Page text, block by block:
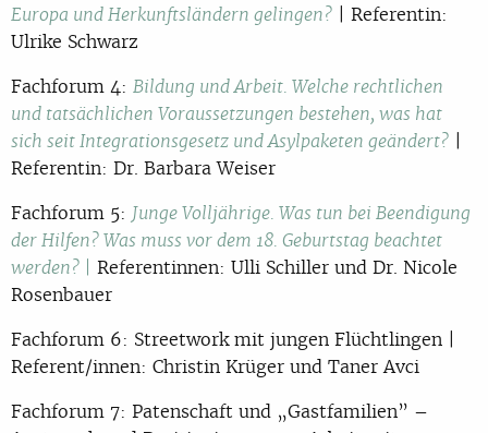
Europa und Herkunftsländern gelingen? | Referentin:
Ulrike Schwarz
Fachforum 4: Bildung und Arbeit. Welche rechtlichen
und tatsächlichen Voraussetzungen bestehen, was hat
sich seit Integrationsgesetz und Asylpaketen geändert? |
Referentin: Dr. Barbara Weiser
Fachforum 5: Junge Volljährige. Was tun bei Beendigung
der Hilfen? Was muss vor dem 18. Geburtstag beachtet
werden? |
Referentinnen: Ulli Schiller und Dr. Nicole
Rosenbauer
Fachforum 6: Streetwork mit jungen Flüchtlingen |
Referent/innen: Christin Krüger und Taner Avci
Fachforum 7: Patenschaft und „Gastfamilien” –